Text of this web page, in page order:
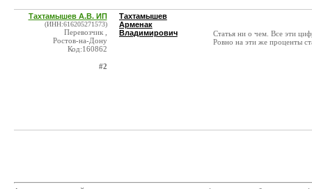
Тахтамышев А.В. ИП
(ИНН:616205271573)
Перевозчик ,
Ростов-на-Дону
Код:160862
#2
Тахтамышев
Арменак
Владимирович
Статья ни о чем. Все эти
Ровно на эти же проценты